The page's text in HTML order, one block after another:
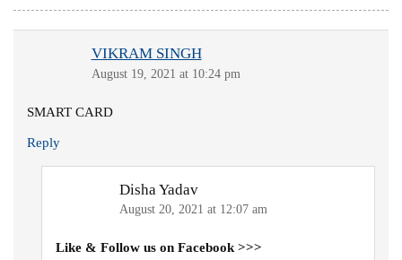
VIKRAM SINGH
August 19, 2021 at 10:24 pm
SMART CARD
Reply
Disha Yadav
August 20, 2021 at 12:07 am
Like & Follow us on Facebook >>>